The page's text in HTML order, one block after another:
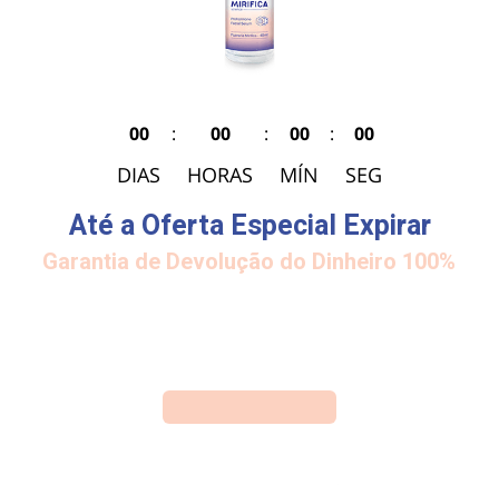
00
DIAS
: 00
HORAS
: 00
MÍN
: 00
SEG
Até a Oferta Especial Expirar
Garantia de Devolução do Dinheiro 100%